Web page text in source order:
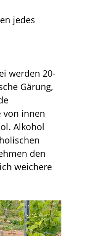
jedes
werden 20-
Gärung,
von innen
Alkohol
den
weichere